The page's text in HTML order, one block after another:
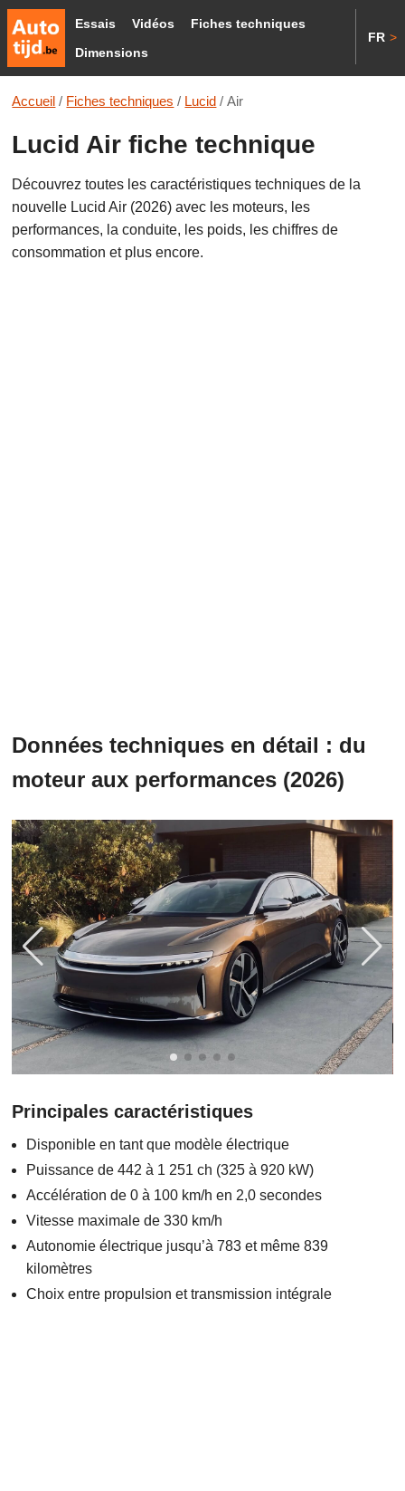
Essais Vidéos
Fiches techniques
Dimensions
FR >
Accueil / Fiches techniques / Lucid / Air
Lucid Air fiche technique
Découvrez toutes les caractéristiques techniques de la
nouvelle Lucid Air (2026) avec les moteurs, les
performances, la conduite, les poids, les chiffres de
consommation et plus encore.
Données techniques en détail : du
moteur aux performances (2026)
Principales caractéristiques
Disponible en tant que modèle électrique
Puissance de 442 à 1 251 ch (325 à 920 kW)
Accélération de 0 à 100 km/h en 2,0 secondes
Vitesse maximale de 330 km/h
Autonomie électrique jusqu’à 783 et même 839
kilomètres
Choix entre propulsion et transmission intégrale